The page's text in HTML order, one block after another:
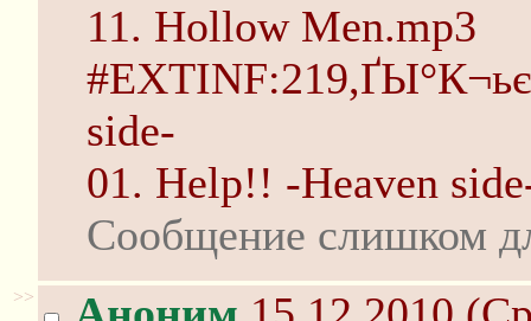
11. Hollow Men.mp3
side-
01. Help!! -Heaven
Сообщение слишком
>>